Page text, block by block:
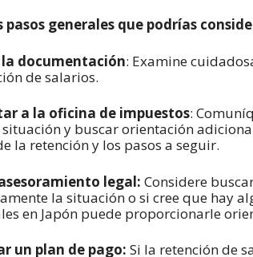
pasos generales que podrías
la documentación: Examine
de salarios.
a la oficina de impuestos:
y buscar orientación
la retención y los pasos a seguir.
legal: Considere
la situación o si cree que hay
en Japón puede proporcionarle
un plan de pago: Si la retención de